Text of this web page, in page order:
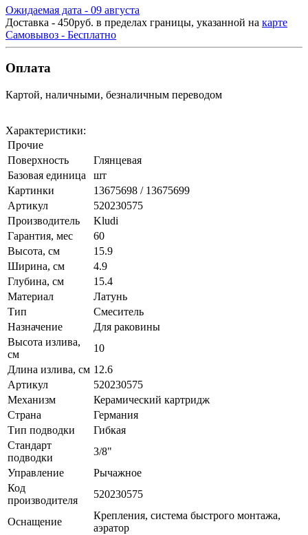
Ожидаемая дата - 09 августа
Доставка - 450руб. в пределах границы, указанной на карте
Самовывоз - Бесплатно
Оплата
Картой, наличными, безналичным переводом
Характеристики:
Прочие
Поверхность
Глянцевая
Базовая единица
шт
Картинки
13675698 / 13675699
Артикул
520230575
Производитель
Kludi
Гарантия, мес
60
Высота, см
15.9
Ширина, см
4.9
Глубина, см
15.4
Материал
Латунь
Тип
Смеситель
Назначение
Для раковины
Высота излива,
см
10
Длина излива, см 12.6
Артикул
520230575
Механизм
Керамический картридж
Страна
Германия
Тип подводки
Гибкая
Стандарт
подводки
3/8"
Управление
Рычажное
Код
производителя
520230575
Оснащение
Крепления, система быстрого монтажа,
аэратор